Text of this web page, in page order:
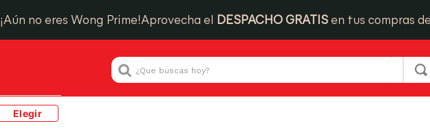
¡Aún no eres Wong Prime!Aprovecha el DESPACHO GRATIS en tus compras
¿Que buscas hoy?
Elegir